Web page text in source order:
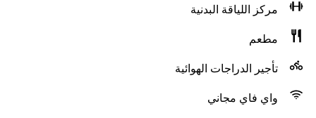
مركز اللياقة البدنية
مطعم
تأجير الدراجات الهوائية
واي فاي مجاني